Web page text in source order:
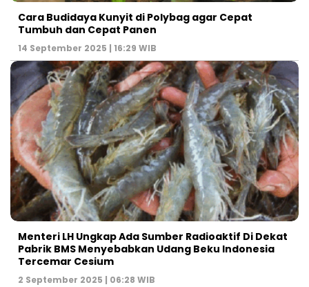
Cara Budidaya Kunyit di Polybag agar Cepat
Tumbuh dan Cepat Panen
14 September 2025 | 16:29 WIB
Menteri LH Ungkap Ada Sumber Radioaktif Di Dekat
Pabrik BMS Menyebabkan Udang Beku Indonesia
Tercemar Cesium
2 September 2025 | 06:28 WIB